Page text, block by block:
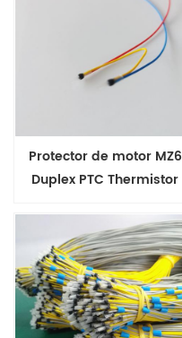
Protector de motor MZ6
Duplex PTC Thermistor